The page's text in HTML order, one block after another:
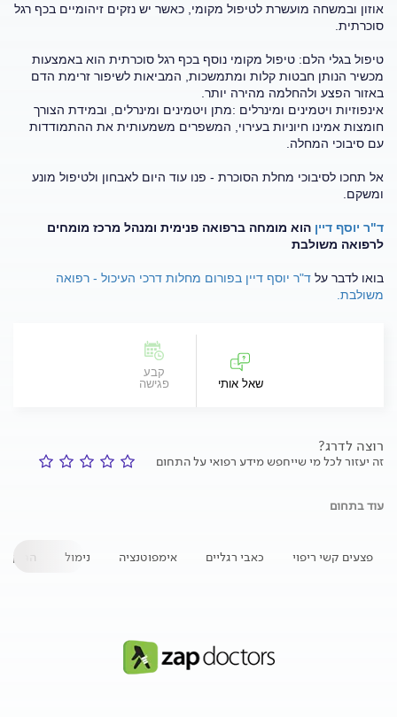
אוזון ובמשחה מועשרת לטיפול מקומי, כאשר יש נזקים זיהומיים בכף רגל
סוכרתית.
טיפול בגלי הלם: טיפול מקומי נוסף בכף רגל סוכרתית הוא באמצעות
מכשיר הנותן חבטות קלות ומתמשכות, המביאות לשיפור זרימת הדם
באזור הפצע ולהחלמה מהירה יותר.
אינפוזיות ויטמינים ומינרלים :מתן ויטמינים ומינרלים, ובמידת הצורך
חומצות אמינו חיוניות בעירוי, המשפרים משמעותית את ההתמודדות
עם סיבוכי המחלה.
אל תחכו לסיבוכי מחלת הסוכרת - פנו עוד היום לאבחון ולטיפול מונע
ומשקם.
ד"ר יוסף דיין הוא מומחה ברפואה פנימית ומנהל מרכז מומחים
לרפואה משולבת
בואו לדבר על ד"ר יוסף דיין בפורום מחלות דרכי העיכול - רפואה
משולבת.
שאל אותי
קבע
פגישה
רוצה לדרג?
זה יעזור לכל מי שייחפש מידע רפואי על התחום
עוד בתחום
פצעים קשי ריפוי כאבי רגליים אימפוטנציה נימול התקף